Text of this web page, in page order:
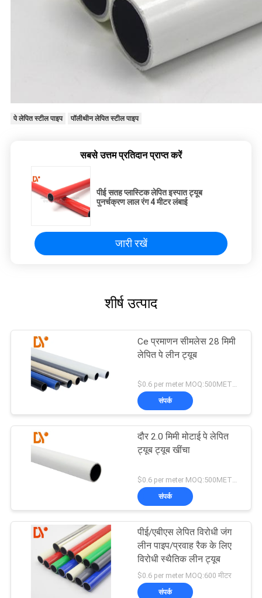
पे लेपित स्टील पाइप पॉलीथीन लेपित स्टील पाइप
सबसे उत्तम प्रतिदान प्राप्त करें
पीई सतह प्लास्टिक लेपित इस्पात ट्यूब
पुनर्चक्रण लाल रंग 4 मीटर लंबाई
जारी रखें
शीर्ष उत्पाद
Ce प्रमाणन सीमलेस 28 मिमी
लेपित पे लीन ट्यूब
$0.6 per meter MOQ:500METERS
संपर्क
दौर 2.0 मिमी मोटाई पे लेपित
ट्यूब ट्यूब खींचा
$0.6 per meter MOQ:500METERS
संपर्क
पीई/एबीएस लेपित विरोधी जंग
लीन पाइप/प्रवाह रैक के लिए
विरोधी स्थैतिक लीन ट्यूब
$0.6 per meter MOQ:600 मीटर
संपर्क